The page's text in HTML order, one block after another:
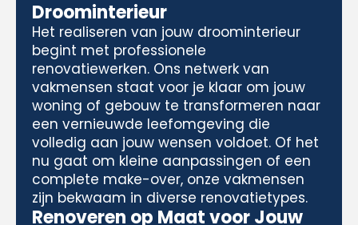
Droominterieur
Het realiseren van jouw droominterieur
begint met professionele
renovatiewerken. Ons netwerk van
vakmensen staat voor je klaar om jouw
woning of gebouw te transformeren naar
een vernieuwde leefomgeving die
volledig aan jouw wensen voldoet. Of het
nu gaat om kleine aanpassingen of een
complete make-over, onze vakmensen
zijn bekwaam in diverse renovatietypes.
Renoveren op Maat voor Jouw